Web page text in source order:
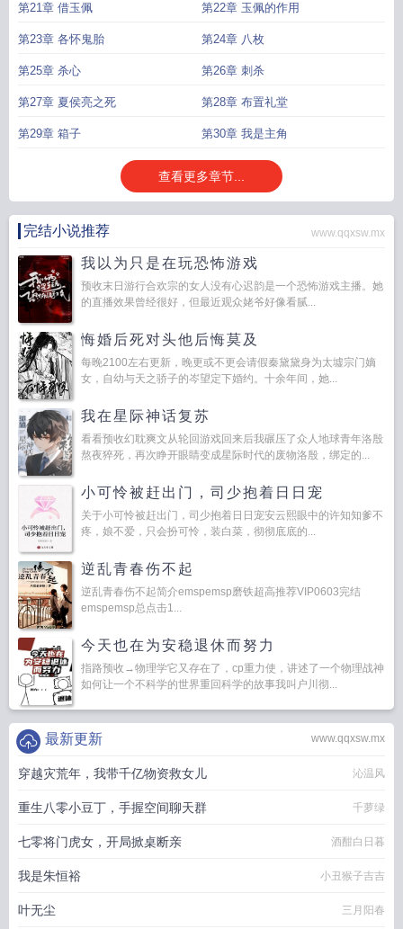
第21章 借玉佩 第22章 玉佩的作用
第23章 各怀鬼胎 第24章 八枚
第25章 杀心 第26章 刺杀
第27章 夏侯亮之死 第28章 布置礼堂
第29章 箱子 第30章 我是主角
查看更多章节...
完结小说推荐 www.qqxsw.mx
我以为只是在玩恐怖游戏
预收末日游行合欢宗的女人没有心迟韵是一个恐怖游戏主播。她
的直播效果曾经很好，但最近观众姥爷好像看腻...
悔婚后死对头他后悔莫及
每晚2100左右更新，晚更或不更会请假秦黛黛身为太墟宗门嫡
女，自幼与天之骄子的岑望定下婚约。十余年间，她...
我在星际神话复苏
看看预收幻耽爽文从轮回游戏回来后我碾压了众人地球青年洛殷
熬夜猝死，再次睁开眼睛变成星际时代的废物洛殷，绑定的...
小可怜被赶出门，司少抱着日日宠
关于小可怜被赶出门，司少抱着日日宠安云熙眼中的许知知爹不
疼，娘不爱，只会扮可怜，装白菜，彻彻底底的...
逆乱青春伤不起
逆乱青春伤不起简介emspemsp磨铁超高推荐VIP0603完结
emspemsp总点击1...
今天也在为安稳退休而努力
指路预收→物理学它又存在了，cp重力使，讲述了一个物理战神
如何让一个不科学的世界重回科学的故事我叫户川彻...
www.qqxsw.mx
最新更新
穿越灾荒年，我带千亿物资救女儿 沁温风
重生八零小豆丁，手握空间聊天群 千萝绿
七零将门虎女，开局掀桌断亲 酒酣白日暮
我是朱恒裕 小丑猴子吉吉
叶无尘 三月阳春